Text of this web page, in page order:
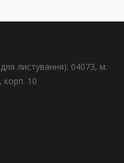
листування): 04073, м.
корп. 10